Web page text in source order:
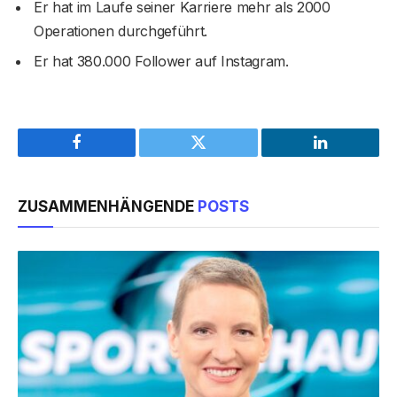
Er hat im Laufe seiner Karriere mehr als 2000
Operationen durchgeführt.
Er hat 380.000 Follower auf Instagram.
Facebook Twitter LinkedIn
ZUSAMMENHÄNGENDE POSTS